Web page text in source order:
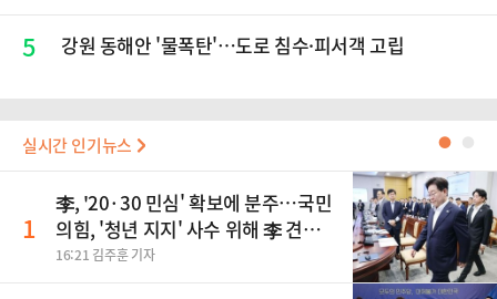
5 강원 동해안 '물폭탄'…도로 침수·피서객 고립
실시간 인기뉴스 ●
1
李, '20·30 민심' 확보에 분주…국민
의힘, '청년 지지' 사수 위해 李 견제
사활
16:21 김주훈 기자